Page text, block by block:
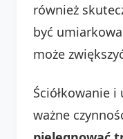
również
być
może
Ściółkowanie
ważne